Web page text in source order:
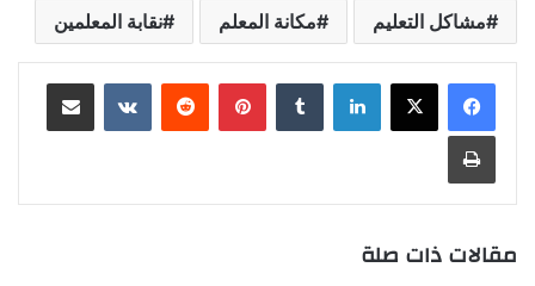
مشاكل التعليم مكانة المعلم نقابة المعلمين
لينكدإن بينتيريست مشاركة عبر البريد
طباعة
مقالات ذات صلة